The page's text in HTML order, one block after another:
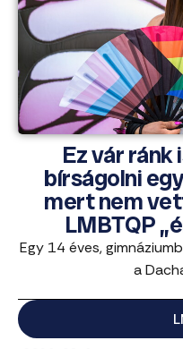
Ez vár ránk
bírságolni
mert nem
LMBTQP
Egy 14 éves,
a